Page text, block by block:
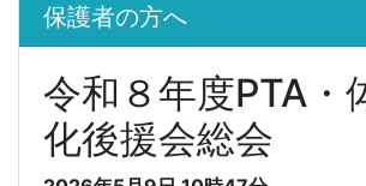
保護者の方へ
令和８年度PTA・
化後援会総会